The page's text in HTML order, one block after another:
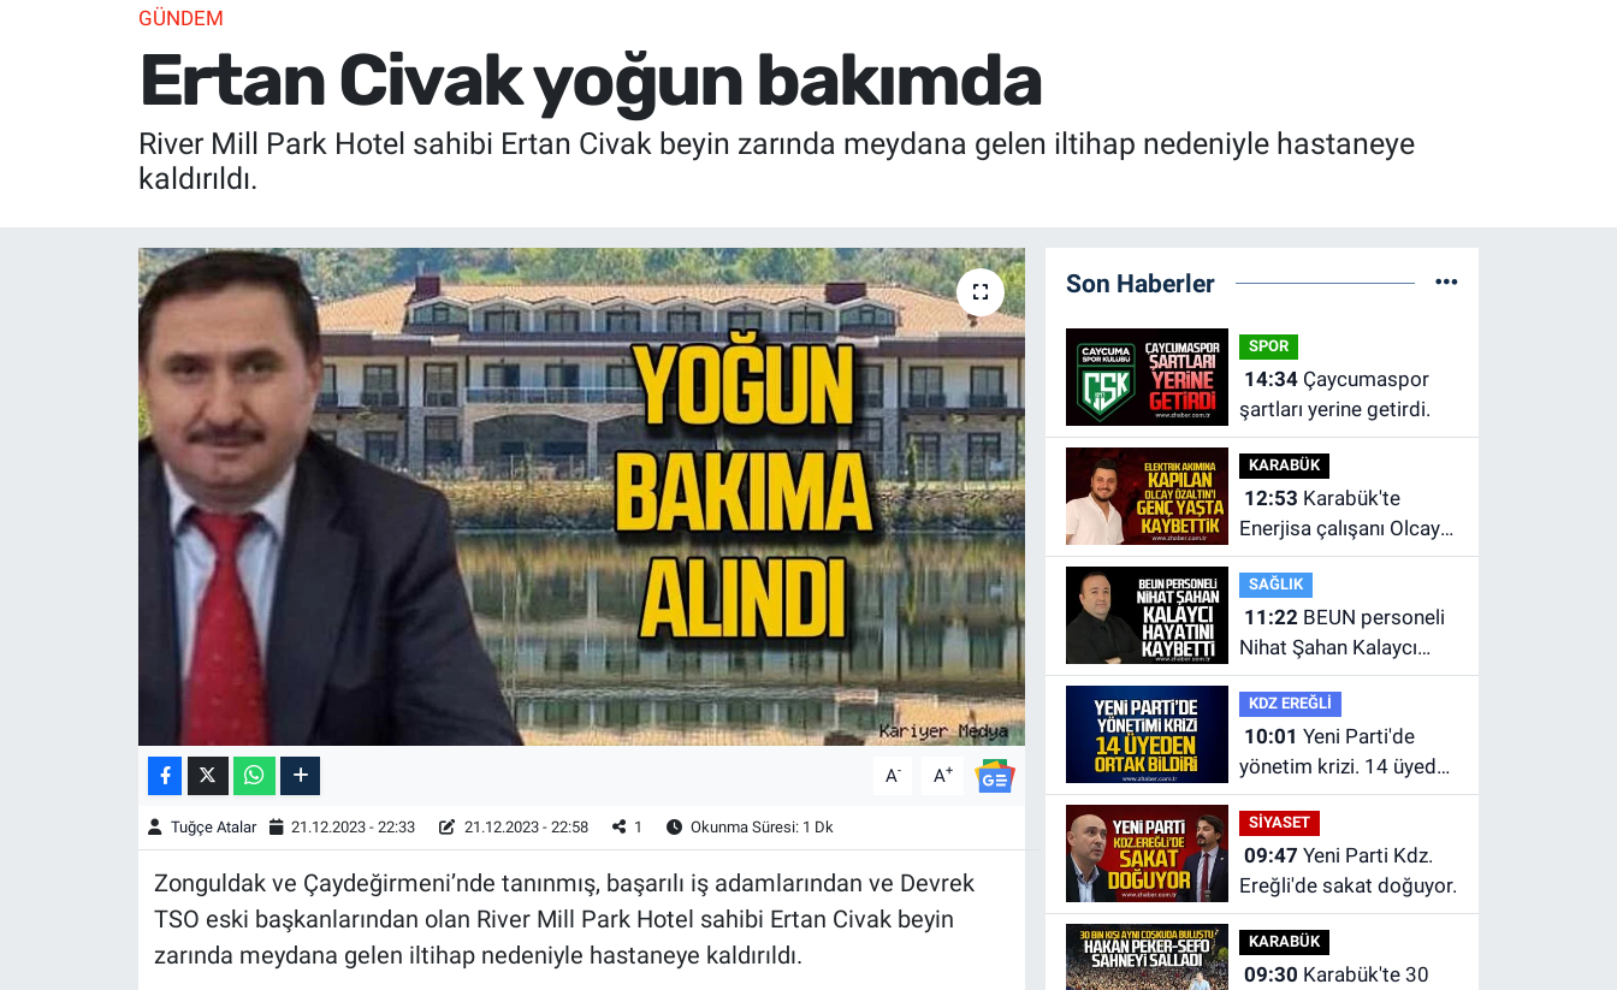
GÜNDEM
Ertan Civak yoğun bakımda
River Mill Park Hotel sahibi Ertan Civak beyin zarında meydana gelen iltihap nedeniyle hastaneye
kaldırıldı.
A- A+
Tuğçe Atalar 21.12.2023 - 22:33 21.12.2023 - 22:58 1 Okunma Süresi: 1 Dk
Zonguldak ve Çaydeğirmeni’nde tanınmış, başarılı iş adamlarından ve Devrek
TSO eski başkanlarından olan River Mill Park Hotel sahibi Ertan Civak beyin
zarında meydana gelen iltihap nedeniyle hastaneye kaldırıldı.
Son Haberler
SPOR
14:34Çaycumaspor
şartları yerine getirdi.
KARABÜK
12:53
Enerjisa çalışanı Olcay
Özaltın elektrik akımına
kapılarak hayatını
kaybetti.
SAĞLIK
11:22BEUN personeli
Nihat Şahan Kalaycı
hayatını kaybetti
KDZ EREĞLİ
10:01
yönetim krizi. 14 üyeden
ortak bildiri.
SİYASET
09:47
Ereğli'de sakat doğuyor.
KARABÜK
09:30